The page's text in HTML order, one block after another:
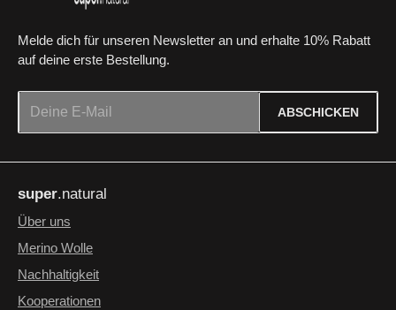
Melde dich für unseren Newsletter an und erhalte 10% Rabatt
auf deine erste Bestellung.
ABSCHICKEN
genommen und die
einverstanden.
Die mit einem Stern (*) markierten Felder sind Pflichtfelder.
super.natural
Über uns
Merino Wolle
Nachhaltigkeit
Kooperationen